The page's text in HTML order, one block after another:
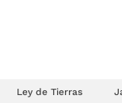
Ley de Tierras